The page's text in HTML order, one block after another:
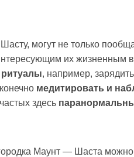
могут не только
их жизненным
, например,
медитировать и
здесь
Маунт — Шаста можно